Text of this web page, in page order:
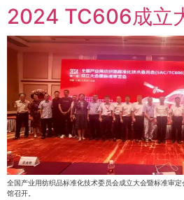
2024 TC606成立
全国产业用纺织品标准化技术委员会成立大会暨标准审
馆召开。